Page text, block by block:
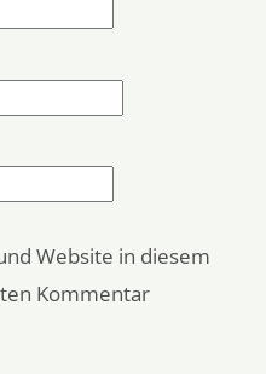
Website in diesem
Kommentar